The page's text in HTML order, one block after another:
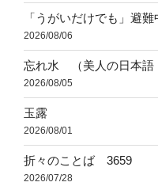
「うがいだけでも」避
2026/08/06
忘れ水 （美人の日本語
2026/08/05
玉露
2026/08/01
折々のことば 3659
2026/07/28